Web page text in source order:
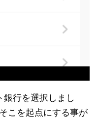
行を選択しまし
こを起点にする事が